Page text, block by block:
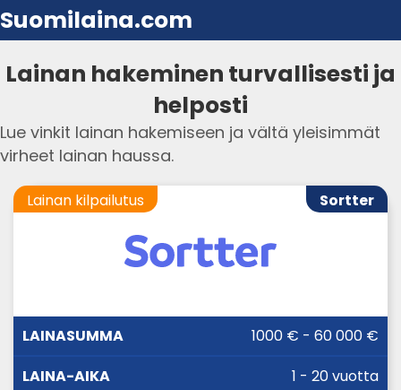
Suomilaina.com
Lainan hakeminen turvallisesti ja
helposti
Lue vinkit lainan hakemiseen ja vältä yleisimmät
virheet lainan haussa.
Sortter
Lainan kilpailutus
LAINASUMMA KORKO1000 € - 60 000 €
1 - 20 vuotta